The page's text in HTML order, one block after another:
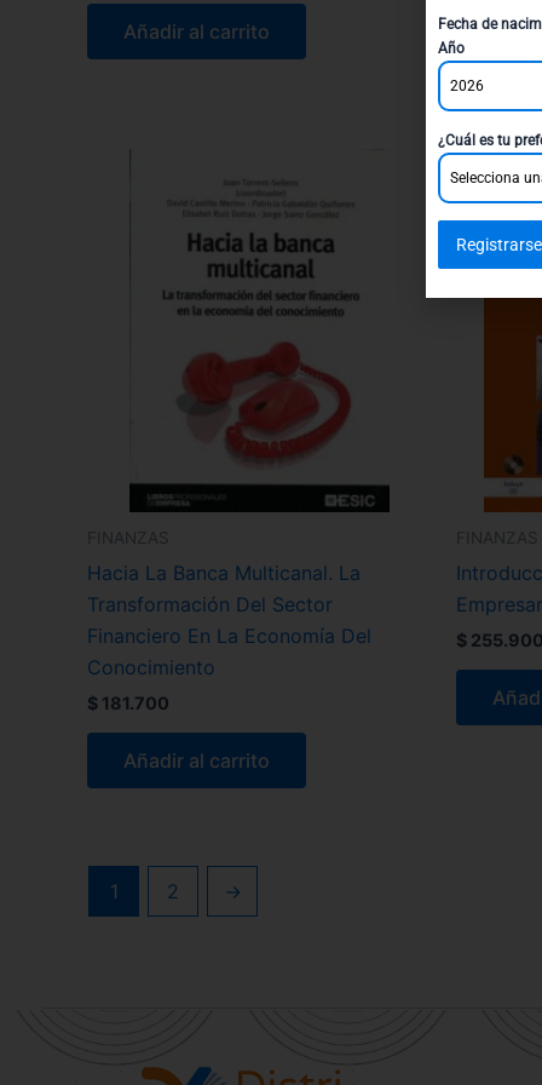
Añadir al carrito
FINANZAS
Hacia La Banca Multicanal. La
Transformación Del Sector
Financiero En La Economía Del
Conocimiento
$ 181.700
Añadir al carrito
FINANZAS
$ 255.900
1 2 →
Fecha de
Año
2026
¿Cuál es tu
Selecciona
Registrarse